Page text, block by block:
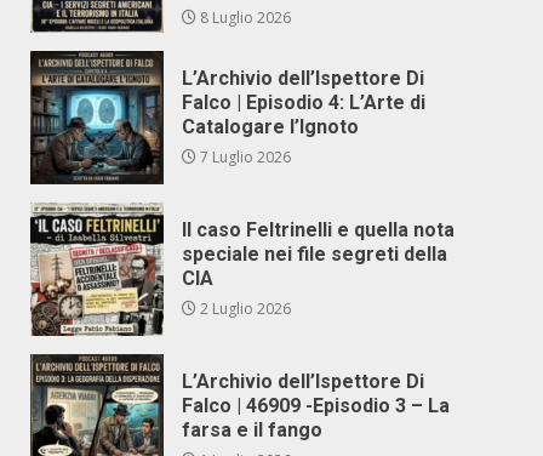
8 Luglio 2026
L’Archivio dell’Ispettore Di
Falco | Episodio 4: L’Arte di
Catalogare l’Ignoto
7 Luglio 2026
Il caso Feltrinelli e quella nota
speciale nei file segreti della
CIA
2 Luglio 2026
L’Archivio dell’Ispettore Di
Falco | 46909 -Episodio 3 – La
farsa e il fango